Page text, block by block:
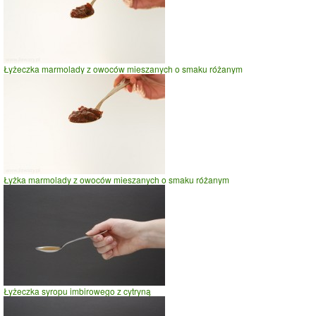
Łyżeczka marmolady z owoców mieszanych o smaku różanym
Łyżka marmolady z owoców mieszanych o smaku różanym
Łyżeczka syropu imbirowego z cytryną